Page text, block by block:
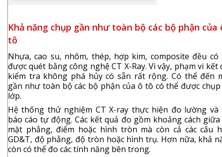
Khả năng chụp gần như toàn bộ các bộ phận của
tô
Nhựa, cao su, nhôm, thép, hợp kim, composite đều có
được quét bằng công nghệ CT X-Ray. Vì vậy, phạm vi kết
kiểm tra không phá hủy có sẵn rất rộng. Có thể đến
gần như toàn bộ các bộ phận của ô tô có thể được
lớp.
Hệ thống thử nghiệm CT X-ray thực hiện đo lường và
báo cáo tự động. Các kết quả đo gồm khoảng cách giữa
mặt phẳng, điểm hoặc hình tròn mà còn cả các cấu
GD&T, độ phẳng, độ tròn hoặc hình trụ. Hơn nữa, khả
còn có thể đo các tính năng bên trong.